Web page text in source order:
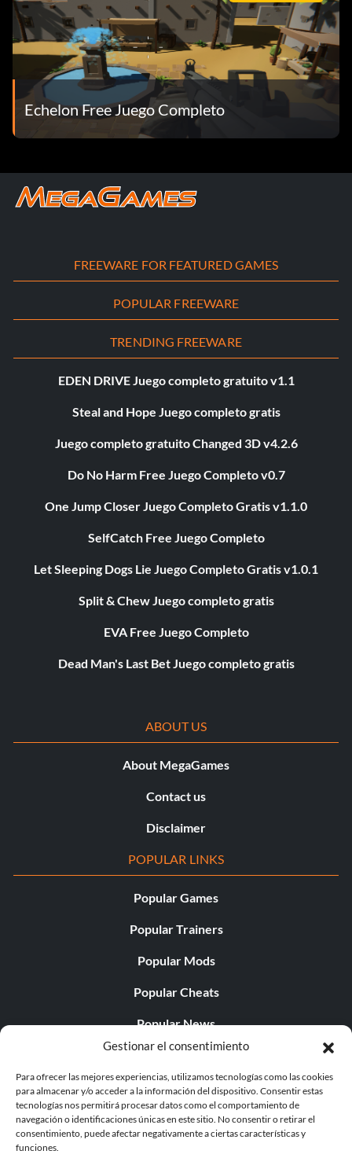
Gestionar el consentimiento
Para ofrecer las mejores experiencias, utilizamos tecnologías como las cookies
para almacenar y/o acceder a la información del dispositivo. Consentir estas
tecnologías nos permitirá procesar datos como el comportamiento de
navegación o identificaciones únicas en este sitio. No consentir o retirar el
consentimiento, puede afectar negativamente a ciertas características y
funciones.
Echelon Free Juego Completo
FREEWARE FOR FEATURED GAMES
POPULAR FREEWARE
TRENDING FREEWARE
EDEN DRIVE Juego completo gratuito v1.1
Steal and Hope Juego completo gratis
Juego completo gratuito Changed 3D v4.2.6
Do No Harm Free Juego Completo v0.7
One Jump Closer Juego Completo Gratis v1.1.0
SelfCatch Free Juego Completo
Let Sleeping Dogs Lie Juego Completo Gratis v1.0.1
Split & Chew Juego completo gratis
EVA Free Juego Completo
Dead Man's Last Bet Juego completo gratis
ABOUT US
About MegaGames
Contact us
Disclaimer
POPULAR LINKS
Popular Games
Popular Trainers
Popular Mods
Popular Cheats
Popular News
Popular Editorials
Popular Free Games
LATEST UPDATES